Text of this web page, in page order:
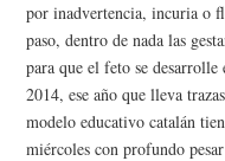
por inadvertencia, incuria o
paso, dentro de nada las
para que el feto se
2014, ese año que lleva
modelo educativo catalán
miércoles con profundo